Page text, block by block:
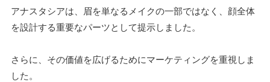
アナスタシアは、眉を単なるメイクの一部ではなく、顔全体
を設計する重要なパーツとして提示しました。
さらに、その価値を広げるためにマーケティングを重視しま
した。